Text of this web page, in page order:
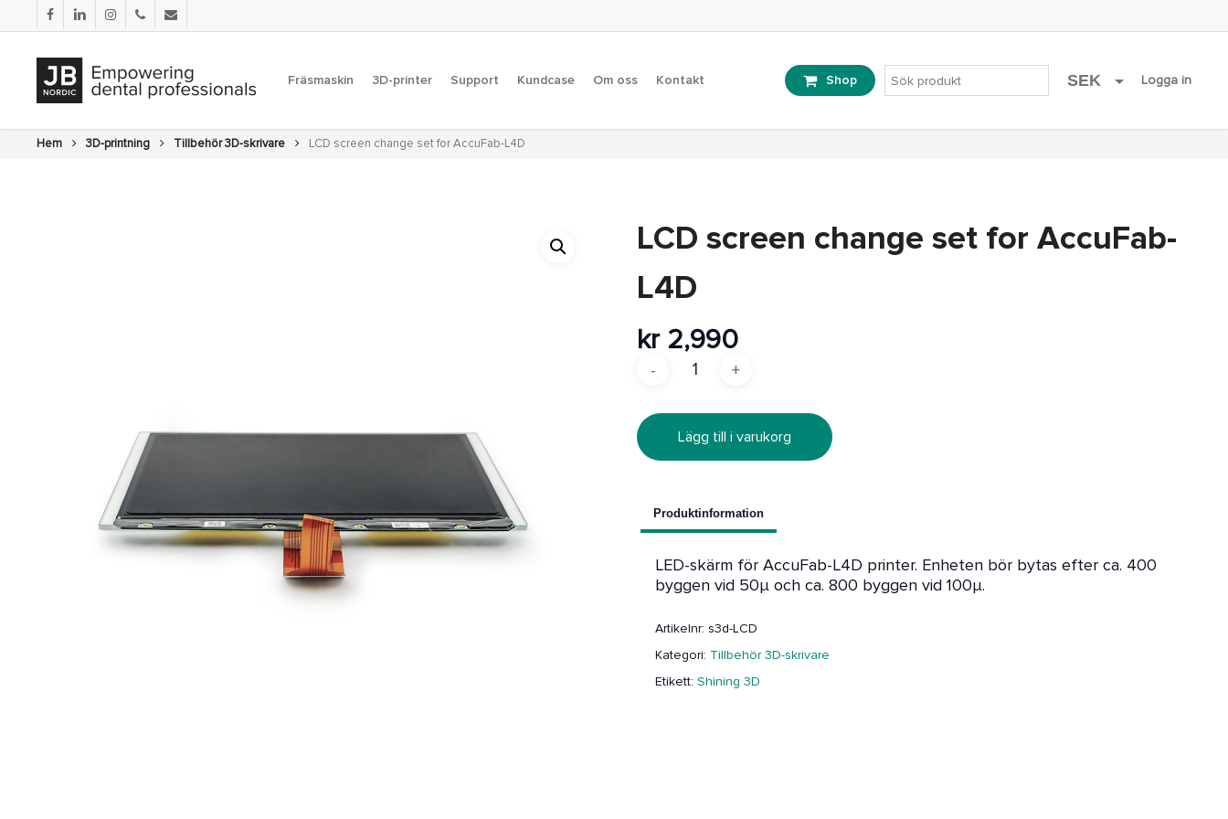
to
content
facebooklinkedininstagramphoneemail
Fräsmaskin 3D-printer Support Kundcase Om oss Kontakt Shop SEK Logga in
account
Hem 3D-printning Tillbehör 3D-skrivare LCD screen change set for AccuFab-L4D
LCD screen change set for AccuFab-
L4D
kr2,990
Lägg till i varukorg
Produktinformation
LED-skärm för AccuFab-L4D printer. Enheten bör bytas efter ca. 400
byggen vid 50µ och ca. 800 byggen vid 100µ.
Artikelnr: s3d-LCD
Kategori: Tillbehör 3D-skrivare
Etikett:Shining 3D